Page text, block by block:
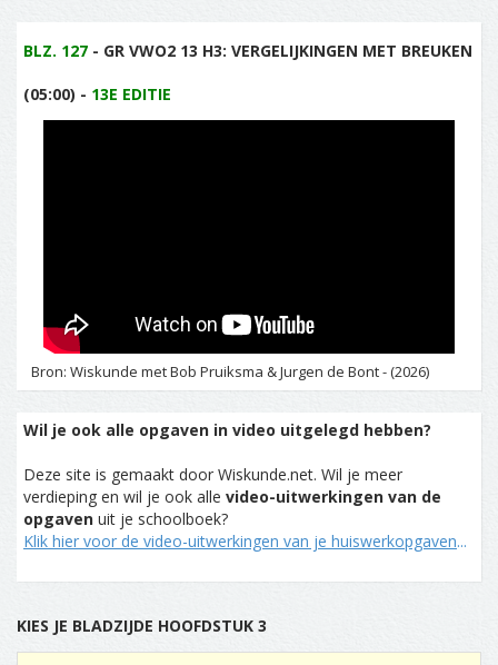
BLZ. 127 - GR VWO2 13 H3: VERGELIJKINGEN MET BREUKEN
(05:00) - 13E EDITIE
Bron: Wiskunde met Bob Pruiksma & Jurgen de Bont - (2026)
Wil je ook alle opgaven in video uitgelegd hebben?
Deze site is gemaakt door Wiskunde.net. Wil je meer
verdieping en wil je ook alle video-uitwerkingen van de
opgaven uit je schoolboek?
Klik hier voor de video-uitwerkingen van je huiswerkopgaven...
KIES JE BLADZIJDE HOOFDSTUK 3